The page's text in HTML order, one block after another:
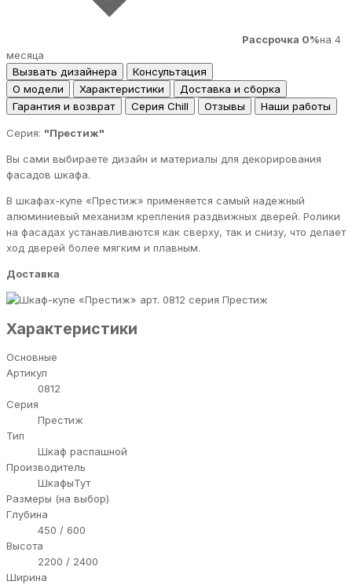
Рассрочка 0%на 4
месяца
Вызвать дизайнера
Консультация
О модели
Характеристики
Доставка и сборка
Гарантия и возврат
Серия Chill Отзывы Наши работы
Серия: "Престиж"
Вы сами выбираете дизайн и материалы для декорирования
фасадов шкафа.
В шкафах-купе «Престиж» применяется самый надежный
алюминиевый механизм крепления раздвижных дверей. Ролики
на фасадах устанавливаются как сверху, так и снизу, что делает
ход дверей более мягким и плавным.
Доставка
серия Престиж
Характеристики
Основные
Артикул
0812
Серия
Престиж
Тип
Шкаф распашной
Производитель
ШкафыТут
Размеры (на выбор)
Глубина
450 / 600
Высота
2200 / 2400
Ширина